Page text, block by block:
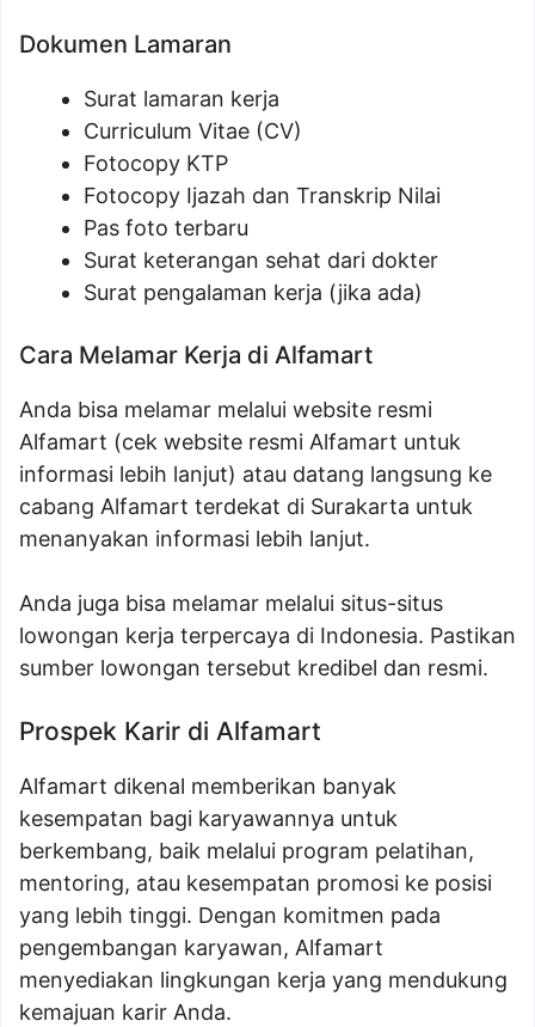
Dokumen Lamaran
Surat lamaran kerja
Curriculum Vitae (CV)
Fotocopy KTP
Fotocopy Ijazah dan Transkrip Nilai
Pas foto terbaru
Surat keterangan sehat dari dokter
Surat pengalaman kerja (jika ada)
Cara Melamar Kerja di Alfamart
Anda bisa melamar melalui website resmi
Alfamart (cek website resmi Alfamart untuk
informasi lebih lanjut) atau datang langsung ke
cabang Alfamart terdekat di Surakarta untuk
menanyakan informasi lebih lanjut.
Anda juga bisa melamar melalui situs-situs
lowongan kerja terpercaya di Indonesia. Pastikan
sumber lowongan tersebut kredibel dan resmi.
Prospek Karir di Alfamart
Alfamart dikenal memberikan banyak
kesempatan bagi karyawannya untuk
berkembang, baik melalui program pelatihan,
mentoring, atau kesempatan promosi ke posisi
yang lebih tinggi. Dengan komitmen pada
pengembangan karyawan, Alfamart
menyediakan lingkungan kerja yang mendukung
kemajuan karir Anda.